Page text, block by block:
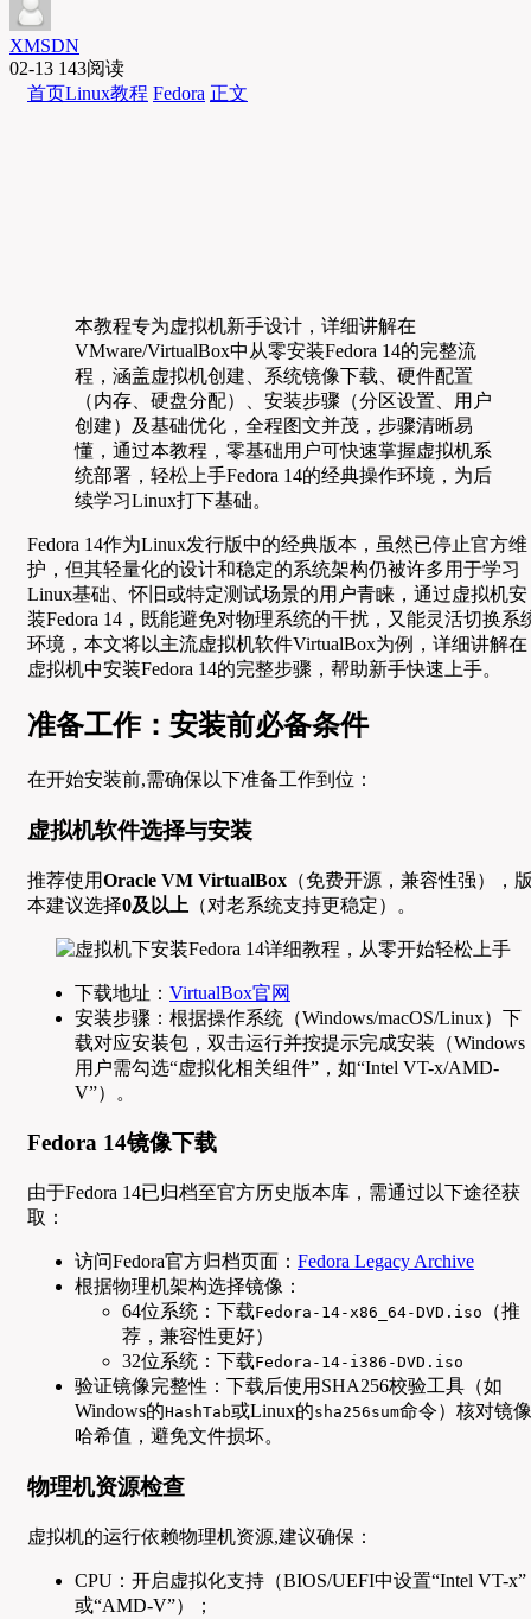
XMSDN
02-13 143阅读
首页Linux教程 Fedora 正文
本教程专为虚拟机新手设计，详细讲解在
VMware/VirtualBox中从零安装Fedora 14的完整流
程，涵盖虚拟机创建、系统镜像下载、硬件配置
（内存、硬盘分配）、安装步骤（分区设置、用户
创建）及基础优化，全程图文并茂，步骤清晰易
懂，通过本教程，零基础用户可快速掌握虚拟机系
统部署，轻松上手Fedora 14的经典操作环境，为后
续学习Linux打下基础。
Fedora 14作为Linux发行版中的经典版本，虽然已停止官方维
护，但其轻量化的设计和稳定的系统架构仍被许多用于学习
Linux基础、怀旧或特定测试场景的用户青睐，通过虚拟机安
装Fedora 14，既能避免对物理系统的干扰，又能灵活切换系
环境，本文将以主流虚拟机软件VirtualBox为例，详细讲解在
虚拟机中安装Fedora 14的完整步骤，帮助新手快速上手。
准备工作：安装前必备条件
在开始安装前,需确保以下准备工作到位：
虚拟机软件选择与安装
推荐使用Oracle VM VirtualBox （免费开源，兼容性强），
本建议选择0及以上 （对老系统支持更稳定）。
下载地址： VirtualBox官网
安装步骤：根据操作系统（Windows/macOS/Linux）下
载对应安装包，双击运行并按提示完成安装（Windows
用户需勾选“虚拟化相关组件”，如“Intel VT-x/AMD-
V”）。
Fedora 14镜像下载
由于Fedora 14已归档至官方历史版本库，需通过以下途径获
取：
访问Fedora官方归档页面： Fedora Legacy Archive
根据物理机架构选择镜像：
64位系统：下载Fedora-14-x86_64-DVD.iso
（推
荐，兼容性更好）
32位系统：下载Fedora-14-i386-DVD.iso
验证镜像完整性：下载后使用SHA256校验工具（如
Windows的HashTab或Linux的sha256sum命令）核对镜像
哈希值，避免文件损坏。
物理机资源检查
虚拟机的运行依赖物理机资源,建议确保：
CPU：开启虚拟化支持（BIOS/UEFI中设置“Intel VT-x”
或“AMD-V”）；